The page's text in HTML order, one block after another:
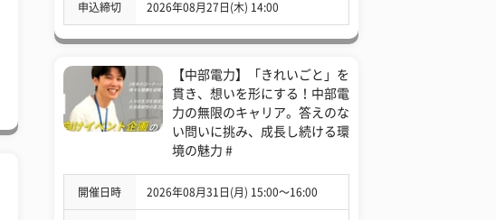
申込締切 2026年08月27日(木) 14:00
【中部電力】「きれいごと」を
貫き、想いを形にする！中部電
力の無限のキャリア。答えのな
い問いに挑み、成長し続ける環
境の魅力 #
開催日時 2026年08月31日(月) 15:00〜16:00